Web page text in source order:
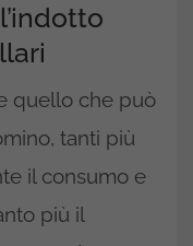
quello che può
tanti più
il consumo e
più il